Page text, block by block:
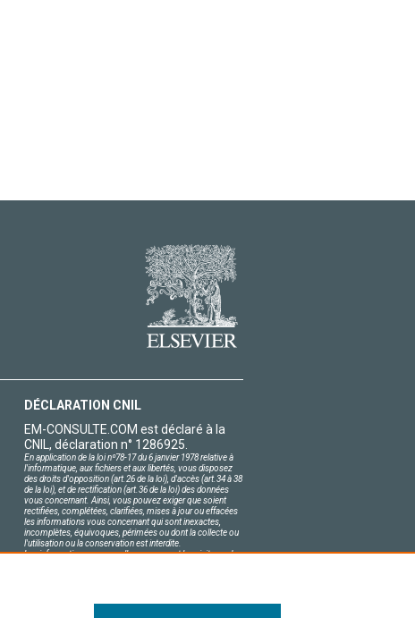
DÉCLARATION CNIL
EM-CONSULTE.COM est déclaré à la
CNIL, déclaration n° 1286925.
En application de la loi nº78-17 du 6 janvier 1978 relative à
l'informatique, aux fichiers et aux libertés, vous disposez
des droits d'opposition (art.26 de la loi), d'accès (art.34 à 38
de la loi), et de rectification (art.36 de la loi) des données
vous concernant. Ainsi, vous pouvez exiger que soient
rectifiées, complétées, clarifiées, mises à jour ou effacées
les informations vous concernant qui sont inexactes,
incomplètes, équivoques, périmées ou dont la collecte ou
l'utilisation ou la conservation est interdite.
Les informations personnelles concernant les visiteurs de